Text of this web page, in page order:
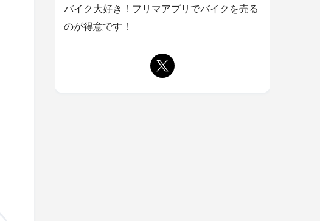
バイク大好き！フリマアプリでバイクを売る
のが得意です！